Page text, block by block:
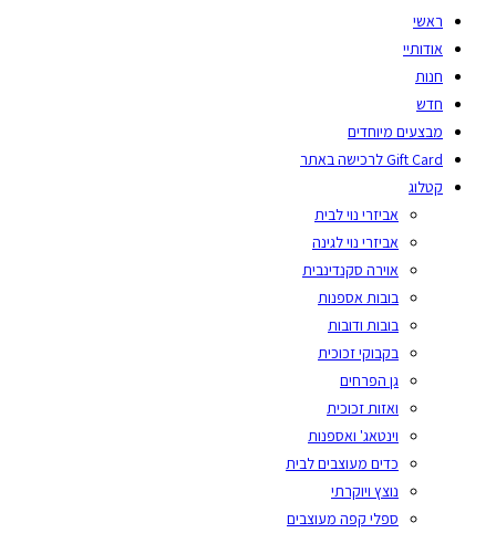
ראשי
אודותיי
חנות
חדש
מבצעים מיוחדים
Gift Card לרכישה באתר
קטלוג
אביזרי נוי לבית
אביזרי נוי לגינה
אוירה סקנדינבית
בובות אספנות
בובות ודובות
בקבוקי זכוכית
גן הפרחים
ואזות זכוכית
וינטאג' ואספנות
כדים מעוצבים לבית
נוצץ ויוקרתי
ספלי קפה מעוצבים